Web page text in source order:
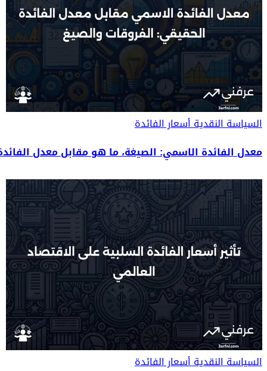
السياسة النقديةأسعار الفائدة
معدل الفائدة الاسمي: الصيغة، ما هو مقابل معدل
السياسة النقديةأسعار الفائدة